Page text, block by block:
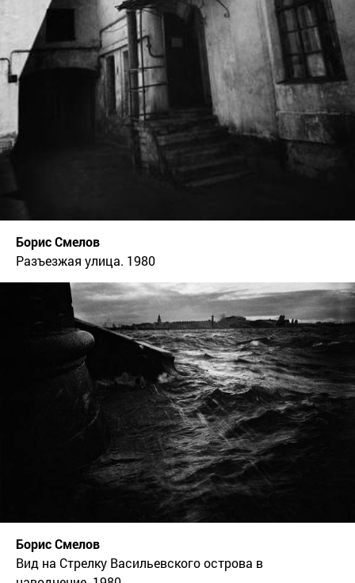
Борис Смелов
Разъезжая улица. 1980
Борис Смелов
Вид на Cтрелку Васильевского острова в